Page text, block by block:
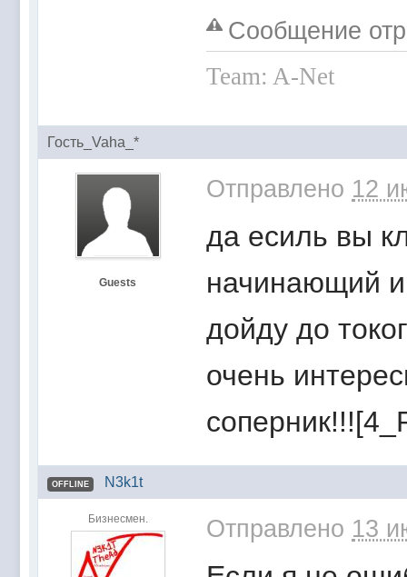
Сообщение
Team: A-Net
Гость_Vaha_*
Guests
Отправлено 12
да есиль вы
начинающий
дойду до
очень
OFFLINE N3k1t
Бизнесмен. Отправлено 13